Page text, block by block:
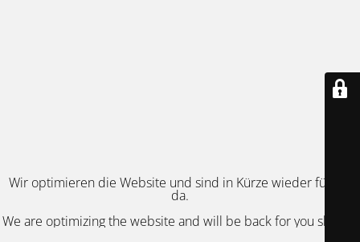
Wir optimieren die Website und sind in Kürze wieder für Sie
da.
We are optimizing the website and will be back for you shortly.